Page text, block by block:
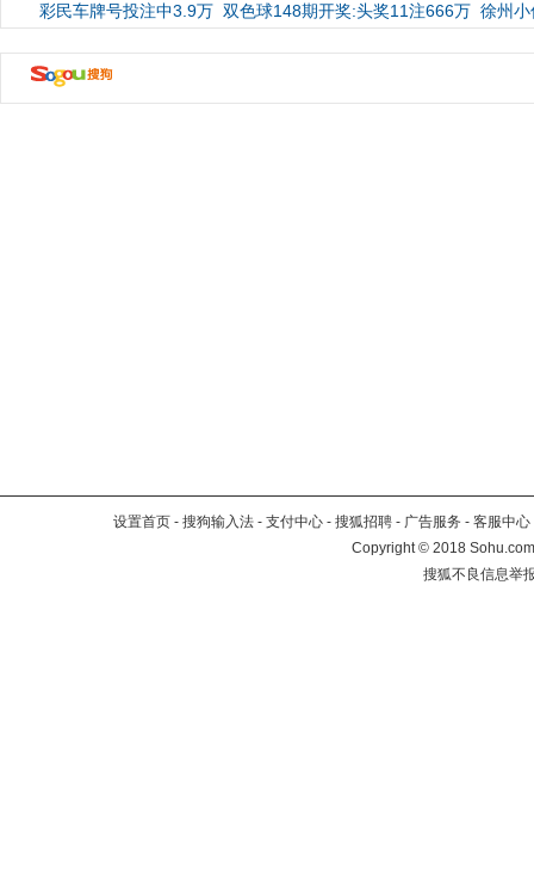
彩民车牌号投注中3.9万 双色球148期开奖:头奖11注666万 徐州
设置首页 - 搜狗输入法 - 支付中心 - 搜狐招聘 - 广告服务 - 客服中心
Copyright©2018
搜狐不良信息举